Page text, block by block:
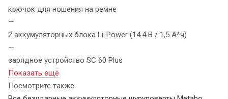
крючок для ношения на ремне
—
2 аккумуляторных блока Li-Power (14.4 В / 1,5 А*ч)
—
зарядное устройство SC 60 Plus
Показать ещё
Посмотрите также